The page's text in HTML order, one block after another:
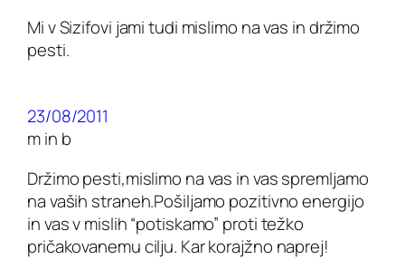
Mi v Sizifovi jami tudi mislimo na vas in držimo
pesti.
23/08/2011
m in b
Držimo pesti,mislimo na vas in vas spremljamo
na vaših straneh.Pošiljamo pozitivno energijo
in vas v mislih “potiskamo” proti težko
pričakovanemu cilju. Kar korajžno naprej!